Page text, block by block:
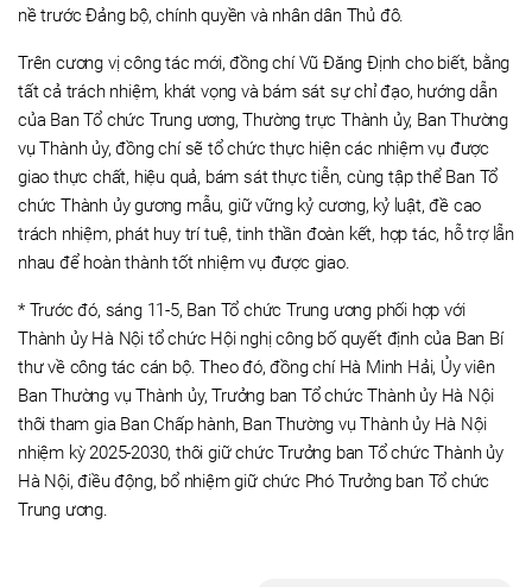
nề trước Đảng bộ, chính quyền và nhân dân Thủ đô.
Trên cương vị công tác mới, đồng chí Vũ Đăng Định cho biết, bằng
tất cả trách nhiệm, khát vọng và bám sát sự chỉ đạo, hướng dẫn
của Ban Tổ chức Trung ương, Thường trực Thành ủy, Ban Thường
vụ Thành ủy, đồng chí sẽ tổ chức thực hiện các nhiệm vụ được
giao thực chất, hiệu quả, bám sát thực tiễn, cùng tập thể Ban Tổ
chức Thành ủy gương mẫu, giữ vững kỷ cương, kỷ luật, đề cao
trách nhiệm, phát huy trí tuệ, tinh thần đoàn kết, hợp tác, hỗ trợ lẫn
nhau để hoàn thành tốt nhiệm vụ được giao.
* Trước đó, sáng 11-5, Ban Tổ chức Trung ương phối hợp với
Thành ủy Hà Nội tổ chức Hội nghị công bố quyết định của Ban Bí
thư về công tác cán bộ. Theo đó, đồng chí Hà Minh Hải, Ủy viên
Ban Thường vụ Thành ủy, Trưởng ban Tổ chức Thành ủy Hà Nội
thôi tham gia Ban Chấp hành, Ban Thường vụ Thành ủy Hà Nội
nhiệm kỳ 2025-2030, thôi giữ chức Trưởng ban Tổ chức Thành ủy
Hà Nội, điều động, bổ nhiệm giữ chức Phó Trưởng ban Tổ chức
Trung ương.